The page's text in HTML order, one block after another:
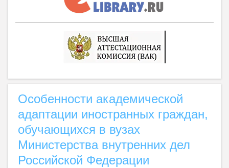
Особенности академической
адаптации иностранных граждан,
обучающихся в вузах
Министерства внутренних дел
Российской Федерации